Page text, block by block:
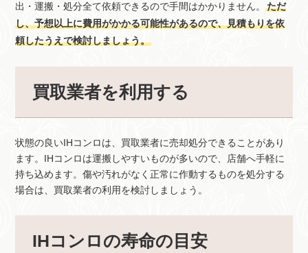
出・運搬・処分全て依頼できるので手間はかかりません。ただ
し、予想以上に費用がかかる可能性があるので、見積もりを依
頼したうえで検討しましょう。
買取業者を利用する
状態の良いIHコンロは、買取業者に売却処分できることがあり
ます。IHコンロは運搬しやすいものが多いので、店舗へ手軽に
持ち込めます。傷や汚れがなく正常に作動するものを処分する
場合は、買取業者の利用を検討しましょう。
IHコンロの寿命の目安